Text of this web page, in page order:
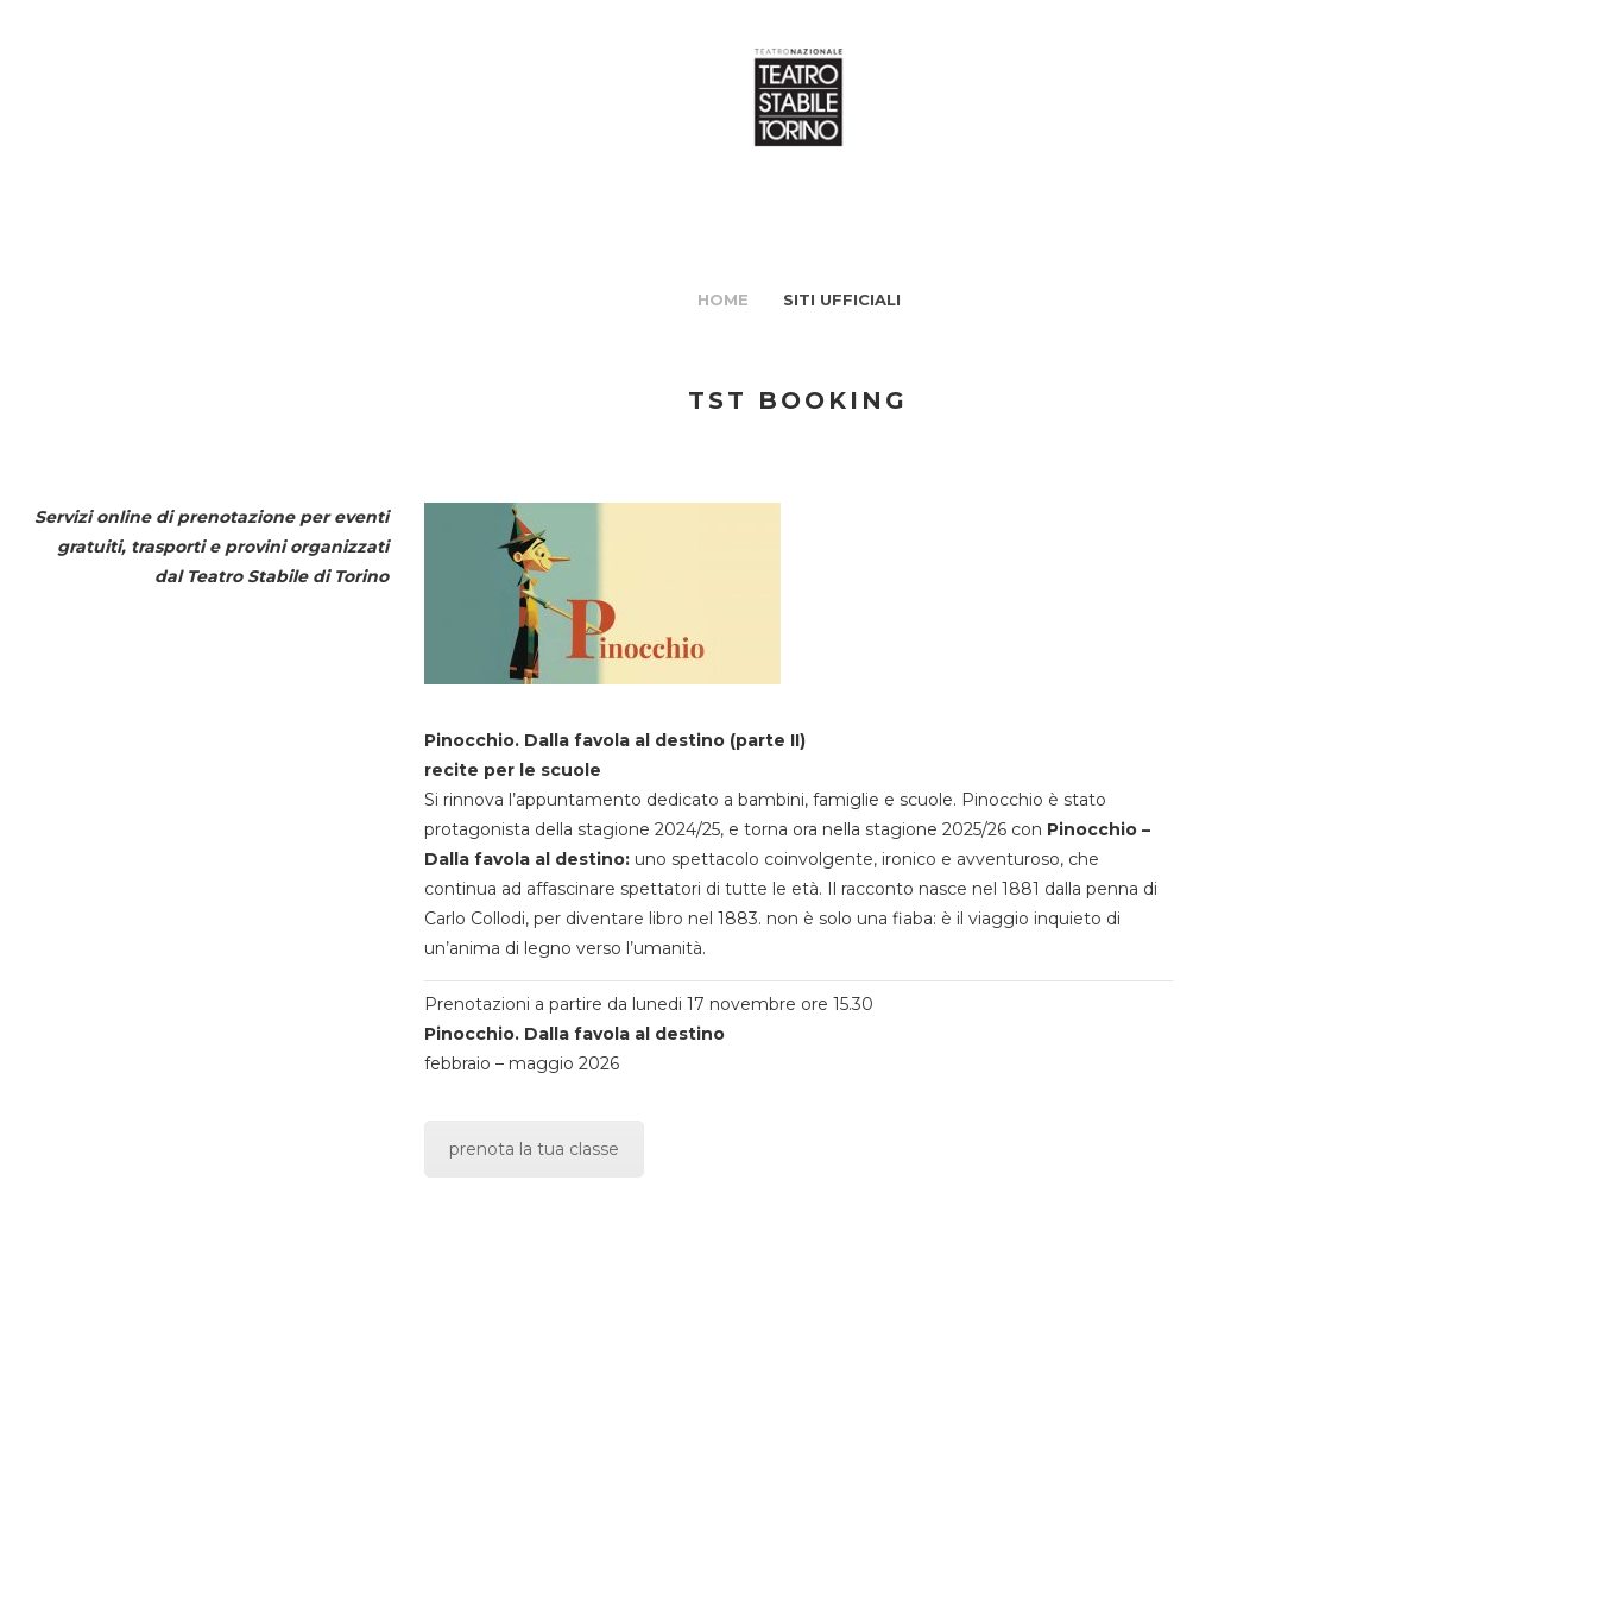
HOME SITI UFFICIALI
TST BOOKING
Servizi online di prenotazione per eventi
gratuiti, trasporti e provini organizzati
dal Teatro Stabile di Torino
Pinocchio. Dalla favola al destino (parte II)
recite per le scuole
Si rinnova l’appuntamento dedicato a bambini, famiglie e scuole. Pinocchio è stato
protagonista della stagione 2024/25, e torna ora nella stagione 2025/26 con Pinocchio –
Dalla favola al destino:uno spettacolo coinvolgente, ironico e avventuroso, che
continua ad affascinare spettatori di tutte le età. Il racconto nasce nel 1881 dalla penna di
Carlo Collodi, per diventare libro nel 1883. non è solo una fiaba: è il viaggio inquieto di
un’anima di legno verso l’umanità.
Prenotazioni a partire da lunedi 17 novembre ore 15.30
Pinocchio. Dalla favola al destino
febbraio – maggio 2026
prenota la tua classe